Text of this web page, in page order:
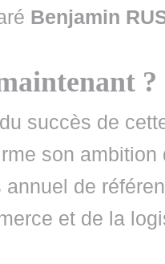
Benjamin
?
succès de
son
annuel de
et de la